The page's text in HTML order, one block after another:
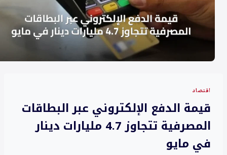
اقتصاد
قيمة الدفع الإلكتروني عبر البطاقات
المصرفية تتجاوز 4.7 مليارات دينار
في مايو